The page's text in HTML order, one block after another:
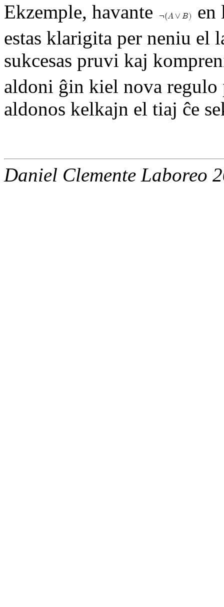
Ekzemple, havante
en
estas klarigita per neniu el
sukcesas pruvi kaj
aldoni ĝin kiel nova
aldonos kelkajn el tiaj ĉe
Daniel Clemente Laboreo